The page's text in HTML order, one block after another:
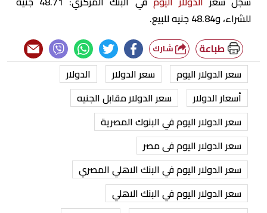
للشراء، و48.84 جنيه للبيع.
طباعة
سعر الدولار اليوم سعر الدولار
الدولار
أسعار الدولار
سعر الدولار مقابل الجنيه
سعر الدولار اليوم في البنوك المصرية
سعر الدولار اليوم فى مصر
سعر الدولار اليوم في البنك الاهلي المصري
سعر الدولار اليوم في البنك الاهلي